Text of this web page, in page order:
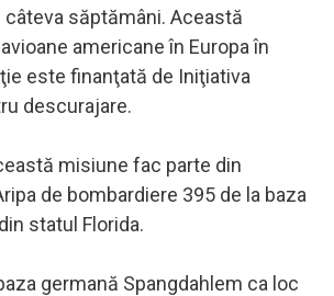
săptămâni. Această
americane în Europa în
este finanţată de Iniţiativa
descurajare.
misiune fac parte din
de bombardiere 395 de la baza
statul Florida.
germană Spangdahlem ca loc